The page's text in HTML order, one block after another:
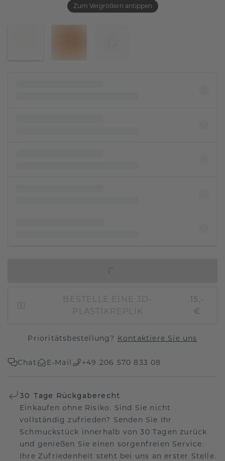
Zum Vergrößern antippen
BESTELLE EINE 3D-
PLASTIKREPLIK
15,-
€
Prioritätsbestellung? Kontaktiere Sie uns
Chat E-Mail +49 206 570 833 08
30 Tage Rückgaberecht
Einkaufen ohne Risiko. Sind Sie nicht
vollständig zufrieden? Senden Sie Ihr
Schmuckstück innerhalb von 30 Tagen zurück
und genießen Sie einen sorgenfreien Service.
Ihre Zufriedenheit steht bei uns an erster Stelle.